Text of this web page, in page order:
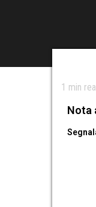
1 min
Nota